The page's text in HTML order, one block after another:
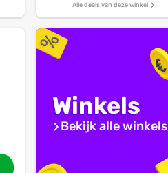
Alle deals van deze winkel
Winkels
Bekijk alle winkels